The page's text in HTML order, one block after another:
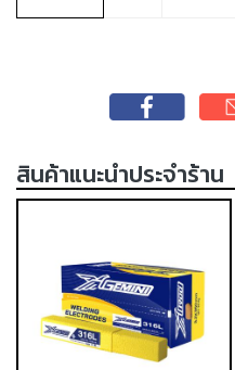
-
เชื่อม
อาร์กอน
โอทู
สินค้าแนะนำประจำร้าน